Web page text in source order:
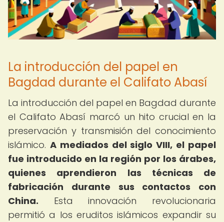
La introducción del papel en
Bagdad durante el Califato Abasí
La introducción del papel en Bagdad durante
el Califato Abasí marcó un hito crucial en la
preservación y transmisión del conocimiento
islámico. A mediados del siglo VIII, el papel
fue introducido en la región por los árabes,
quienes aprendieron las técnicas de
fabricación durante sus contactos con
China. Esta innovación revolucionaria
permitió a los eruditos islámicos expandir su